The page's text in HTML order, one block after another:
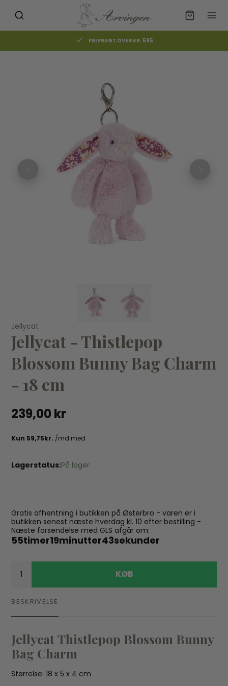
GRATIS AFHENTNING I BUTIKKEN
produkter have din interesse?
Jellycat
Jellycat - Bartholomew Bjørn All-in-one Outfit - 26 cm
419,00 kr
Jellycat
Jellycat - Thistlepop
Blossom Bunny Bag Charm
- 18 cm
239,00 kr
Lagerstatus:På lager
Gratis afhentning i butikken på Østerbro - varen er i
butikken senest næste hverdag kl. 10 efter bestilling -
Næste forsendelse med GLS afgår om:
55timer19minutter43sekunder
KØB
BESKRIVELSE
Jellycat Thistlepop Blossom Bunny
Bag Charm
Størrelse: 18 x 5 x 4 cm